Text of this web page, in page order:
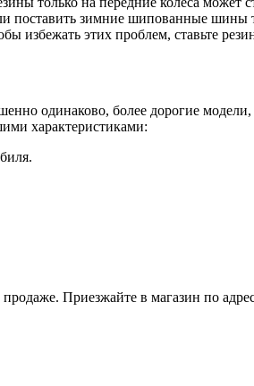
поставить зимние шипованные шины
избежать этих проблем, ставьте
одинаково, более дорогие
характеристиками:
Приезжайте в магазин по